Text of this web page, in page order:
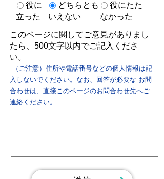
役に
立った
どちらとも
いえない
役にたた
なかった
このページに関してご意見がありまし
たら、500文字以内でご記入くださ
い。
（ご注意）住所や電話番号などの個人情報は記
入しないでください。なお、回答が必要な お問
合わせは、直接このページのお問合わせ先へご
連絡ください。